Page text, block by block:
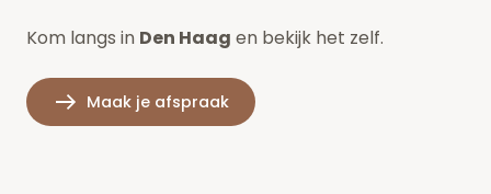
Kom langs in Den Haag en bekijk het zelf.
Maak je afspraak